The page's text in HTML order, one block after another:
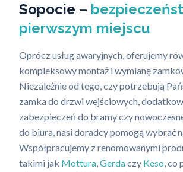
Sopocie –
pierwszym miejscu
Oprócz usług awaryjnych, oferujemy
kompleksowy montaż i wymianę
Niezależnie od tego, czy potrzebują
zamka do drzwi wejściowych,
zabezpieczeń do bramy czy
do biura, nasi doradcy pomogą wybrać
Współpracujemy z renomowanymi
takimi jak Mottura,Gerdaczy Keso, co